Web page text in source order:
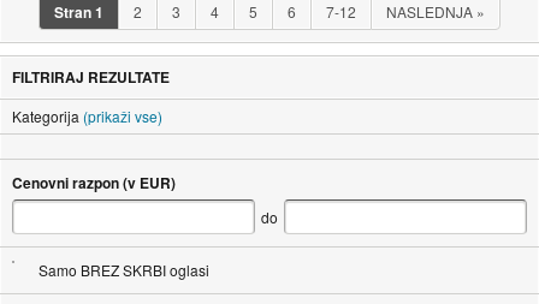
Stran1 2 3 4 5 6 7-12 NASLEDNJA »
FILTRIRAJ REZULTATE
Kategorija (prikaži vse)
Cenovni razpon (v EUR)
do
Samo BREZ SKRBI oglasi